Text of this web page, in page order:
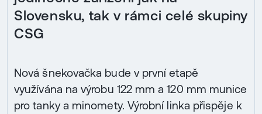
Slovensku, tak v rámci celé skupiny
CSG
Nová šnekovačka bude v první etapě
využívána na výrobu 122 mm a 120 mm munice
pro tanky a minomety. Výrobní linka přispěje k